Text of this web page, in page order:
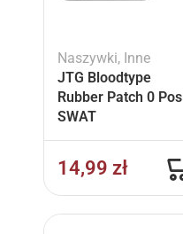
Naszywki, Inne
JTG Bloodtype
Rubber Patch 0 Pos
SWAT
14,99 zł